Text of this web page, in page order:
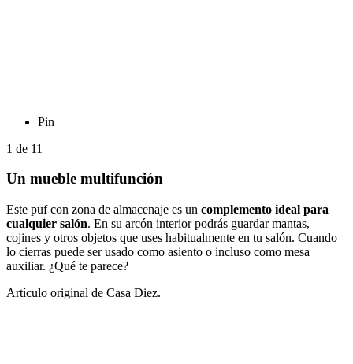
Pin
1 de 11
Un mueble multifunción
Este puf con zona de almacenaje es un complemento ideal para
cualquier salón. En su arcón interior podrás guardar mantas,
cojines y otros objetos que uses habitualmente en tu salón. Cuando
lo cierras puede ser usado como asiento o incluso como mesa
auxiliar. ¿Qué te parece?
Artículo original de Casa Diez.